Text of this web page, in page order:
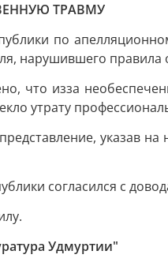
ТРАВМУ
по
нарушившего правила
что изза
утрату
указав
согласился с
Удмуртии"